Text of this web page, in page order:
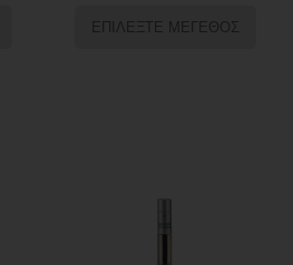
ΕΠΙΛΕΞΤΕ ΜΕΓΕΘΟΣ